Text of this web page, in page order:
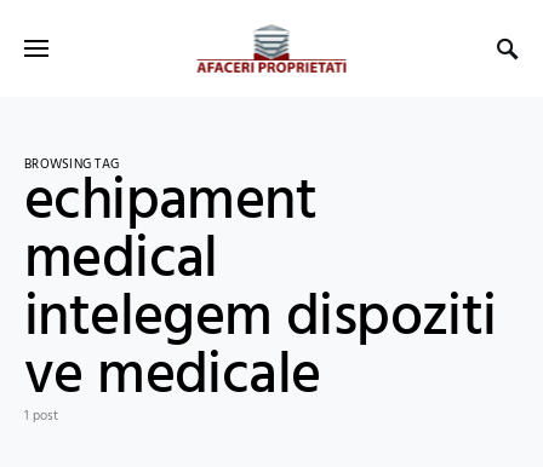
BROWSING TAG
echipament
medical
intelegem dispoziti
ve medicale
1 post